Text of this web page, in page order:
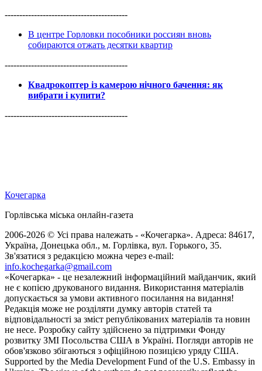
------------------------------------------
В центре Горловки пособники россиян вновь
собираются отжать десятки квартир
------------------------------------------
Квадрокоптер із камерою нічного бачення: як
вибрати і купити?
------------------------------------------
Кочегарка
Горлівська міська онлайн-газета
2006-2026 © Усі права належать - «Кочегарка». Адреса: 84617,
Україна, Донецька обл., м. Горлівка, вул. Горького, 35.
Зв'язатися з редакцією можна через e-mail:
info.kochegarka@gmail.com
«Кочегарка» - це незалежний інформаційний майданчик, який
не є копією друкованого видання. Використання матеріалів
допускається за умови активного посилання на видання!
Редакція може не розділяти думку авторів статей та
відповідальності за зміст републікованих матеріалів та новин
не несе. Розробку сайту здійснено за підтримки Фонду
розвитку ЗМІ Посольства США в Україні. Погляди авторів не
обов'язково збігаються з офіційною позицією уряду США.
Supported by the Media Development Fund of the U.S. Embassy in